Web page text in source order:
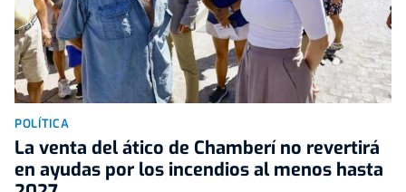
POLÍTICA
La venta del ático de Chamberí no revertirá
en ayudas por los incendios al menos hasta